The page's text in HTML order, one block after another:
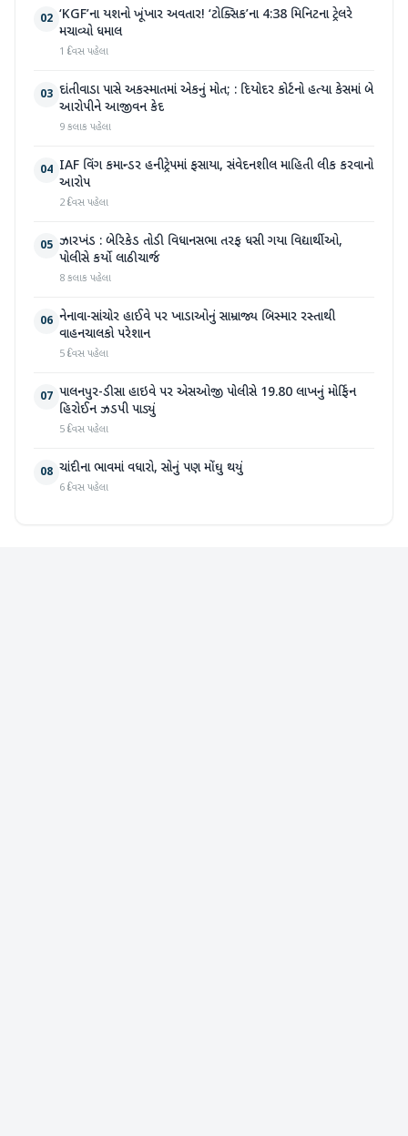
02 ‘KGF’ના યશનો ખૂંખાર અવતાર! ‘ટોક્સિક’ના 4:38 મિનિટના ટ્રેલરે
મચાવ્યો ધમાલ
1 દિવસ પહેલા
03 દાંતીવાડા પાસે અકસ્માતમાં એકનું મોત; : દિયોદર કોર્ટનો હત્યા કેસમાં બે
આરોપીને આજીવન કેદ
9 કલાક પહેલા
04 IAF વિંગ કમાન્ડર હનીટ્રેપમાં ફસાયા, સંવેદનશીલ માહિતી લીક કરવાનો
આરોપ
2 દિવસ પહેલા
05 ઝારખંડ : બેરિકેડ તોડી વિધાનસભા તરફ ધસી ગયા વિદ્યાર્થીઓ,
પોલીસે કર્યો લાઠીચાર્જ
8 કલાક પહેલા
06 નેનાવા-સાંચોર હાઈવે પર ખાડાઓનું સામ્રાજ્ય બિસ્માર રસ્તાથી
વાહનચાલકો પરેશાન
5 દિવસ પહેલા
07 પાલનપુર-ડીસા હાઇવે પર એસઓજી પોલીસે 19.80 લાખનું મોર્ફિન
હિરોઈન ઝડપી પાડ્યું
5 દિવસ પહેલા
08 ચાંદીના ભાવમાં વધારો, સોનું પણ મોંઘુ થયું
6 દિવસ પહેલા